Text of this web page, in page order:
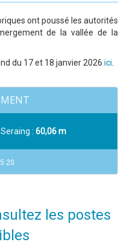
ont poussé les autorités
de la vallée de la
du 17 et 18 janvier 2026 ici.
: 60,06 m
les postes